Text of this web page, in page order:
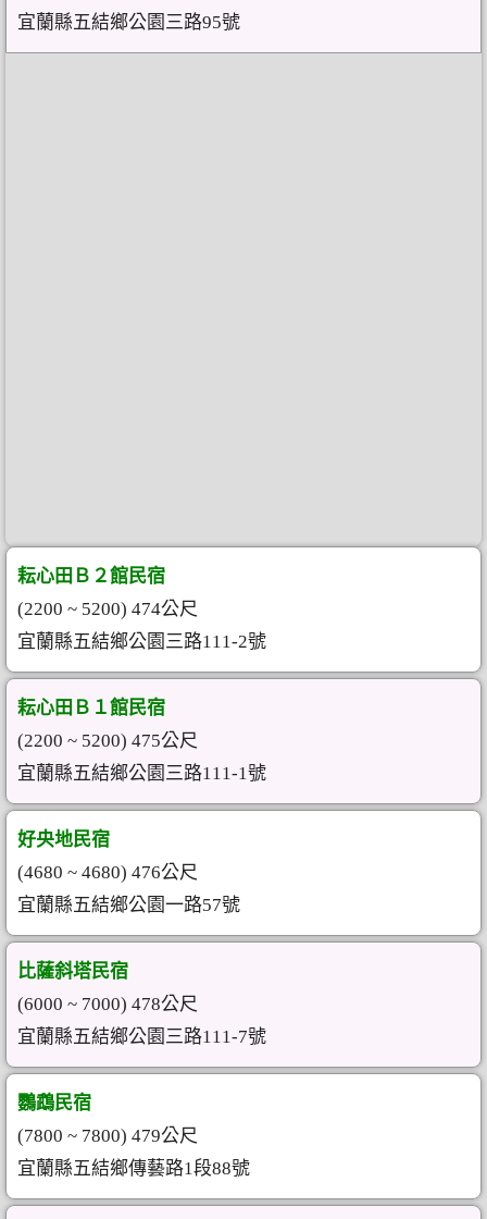
宜蘭縣五結鄉公園三路95號
耘心田Ｂ２館民宿
(2200 ~ 5200) 474公尺
宜蘭縣五結鄉公園三路111-2號
耘心田Ｂ１館民宿
(2200 ~ 5200) 475公尺
宜蘭縣五結鄉公園三路111-1號
好央地民宿
(4680 ~ 4680) 476公尺
宜蘭縣五結鄉公園一路57號
比薩斜塔民宿
(6000 ~ 7000) 478公尺
宜蘭縣五結鄉公園三路111-7號
鸚鵡民宿
(7800 ~ 7800) 479公尺
宜蘭縣五結鄉傳藝路1段88號